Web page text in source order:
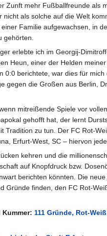
Zunft mehr Fußballfreunde als
als solche auf die Welt
Familie aufgewachsen, in
gehörten.
erlebte ich im Georgij-
Heun, einer der Helden
berichtete, war dies für
gegen die Großen aus Berlin,
mitreißende Spiele vor
gehofft hat, der lernt
zu tun. Der FC Rot-
Erfurt-West, SC – hiervon
kehren und die
auf Knopfdruck bzw.
berichten könnten. Die
Gründe finden, den FC Rot-
111 Gründe, Rot-